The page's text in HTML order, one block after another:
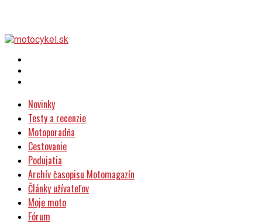
Novinky
Testy a recenzie
Motoporadňa
Cestovanie
Podujatia
Archív časopisu Motomagazín
Články užívateľov
Moje moto
Fórum